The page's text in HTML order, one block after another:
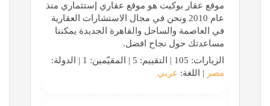
موقع عقار بوكيت هو موقع عقاري إستثماري منذ
عام 2010 ونحن في مجال الاستشارات العقارية
في العاصمة والساحل والقاهرة الجديدة يمكننا
مساعدتك حول نجاح افضل.
الزيارات: 105 | التقييم: 5 | المقيّمين: 1 | الدولة:
مصر | اللغة: عربي